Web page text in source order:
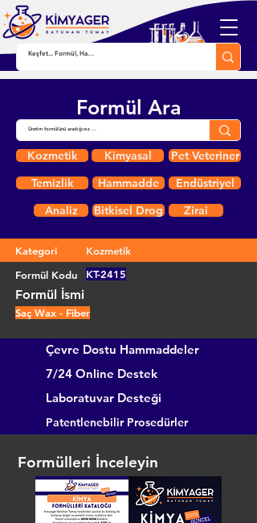
Formül Ara
Kozmetik Kimyasal
Pet Veteriner
Temizlik
Hammadde
Endüstriyel
Analiz
Bitkisel Drog Zirai
Kategori
Kozmetik
Formül Kodu
KT-2415
Formül İsmi
Saç Wax - Fiber
Çevre Dostu Hammaddeler
7/24 Online Destek
Laboratuvar Desteği
Patentlenebilir Prosedürler
Formülleri İnceleyin